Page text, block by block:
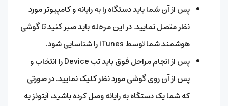
پس از آن شما باید دستگاه را به رایانه و کامپیوتر مورد
نظر متصل نمایید. در این مرحله باید صبر کنید تا گوشی
هوشمند شما توسط iTunes را شناسایی شود.
پس از انجام مراحل فوق باید تب Device را انتخاب و
پس از آن روی گوشی مورد نظر کلیک نمایید. در صورتی
که شما یک دستگاه به رایانه وصل کرده باشید، آیتونز به